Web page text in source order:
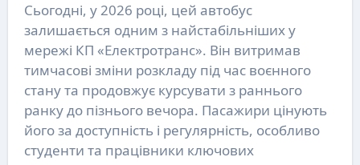
Сьогодні, у 2026 році, цей автобус
залишається одним з найстабільніших у
мережі КП «Електротранс». Він витримав
тимчасові зміни розкладу під час воєнного
стану та продовжує курсувати з раннього
ранку до пізнього вечора. Пасажири цінують
його за доступність і регулярність, особливо
студенти та працівники ключових